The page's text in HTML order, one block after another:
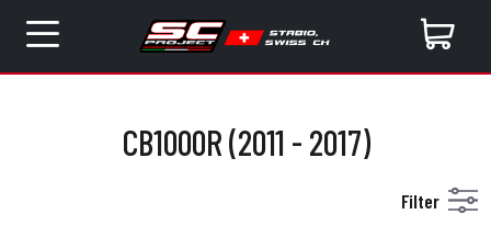
CB1000R (2011 - 2017)
Filter